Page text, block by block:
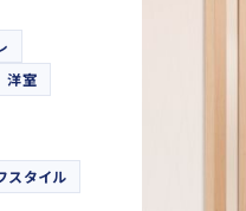
洋室
スタイル